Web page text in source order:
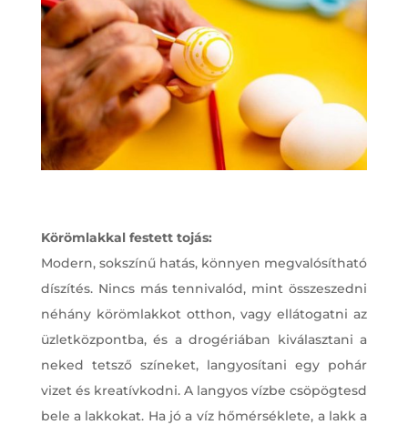
Körömlakkal festett tojás:
Modern, sokszínű hatás, könnyen megvalósítható
díszítés. Nincs más tennivalód, mint összeszedni
néhány körömlakkot otthon, vagy ellátogatni az
üzletközpontba, és a drogériában kiválasztani a
neked tetsző színeket, langyosítani egy pohár
vizet és kreatívkodni. A langyos vízbe csöpögtesd
bele a lakkokat. Ha jó a víz hőmérséklete, a lakk a